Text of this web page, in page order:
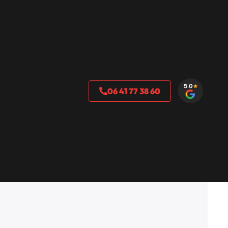
06 41 77 38 60